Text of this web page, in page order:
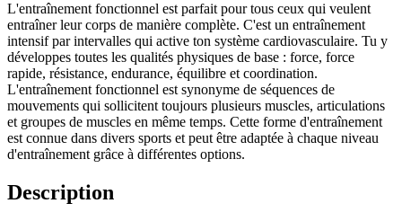
L'entraînement fonctionnel est parfait pour tous ceux qui veulent
entraîner leur corps de manière complète. C'est un entraînement
intensif par intervalles qui active ton système cardiovasculaire. Tu y
développes toutes les qualités physiques de base : force, force
rapide, résistance, endurance, équilibre et coordination.
L'entraînement fonctionnel est synonyme de séquences de
mouvements qui sollicitent toujours plusieurs muscles, articulations
et groupes de muscles en même temps. Cette forme d'entraînement
est connue dans divers sports et peut être adaptée à chaque niveau
d'entraînement grâce à différentes options.
Description